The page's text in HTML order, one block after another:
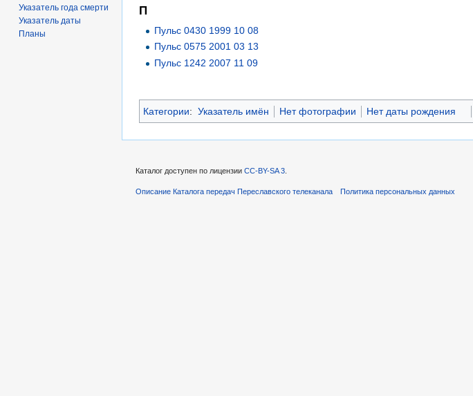
П
Пульс 0430 1999 10 08
Пульс 0575 2001 03 13
Пульс 1242 2007 11 09
Категории: Указатель имён Нет фотографии Нет даты рождения
Указатель года смерти
Указатель даты
Планы
Каталог доступен по лицензии CC-BY-SA 3
Описание Каталога передач Переславского телеканала Политика персональных данных